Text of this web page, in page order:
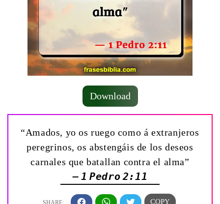
Download
“Amados, yo os ruego como á extranjeros
peregrinos, os abstengáis de los deseos
carnales que batallan contra el alma”
— 1 Pedro 2:11